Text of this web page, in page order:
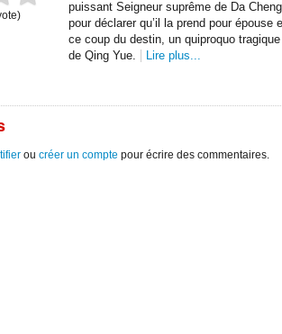
puissant Seigneur suprême de Da
pour déclarer qu’il la prend pour épouse
ce coup du destin, un quiproquo
de Qing Yue.
Lire plus...
ou créer un compte pour écrire des commentaires.